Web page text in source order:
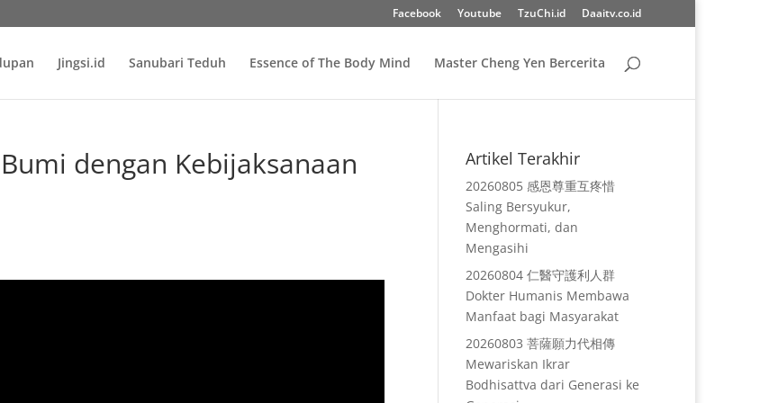
Facebook Youtube TzuChi.id Daaitv.co.id
Jingsi.id Sanubari Teduh Essence of The Body Mind Master Cheng Yen Bercerita
dengan Kebijaksanaan Artikel Terakhir
20260805 感恩尊重互疼惜
Saling Bersyukur,
Menghormati, dan
Mengasihi
20260804 仁醫守護利人群
Dokter Humanis Membawa
Manfaat bagi Masyarakat
20260803 菩薩願力代相傳
Mewariskan Ikrar
Bodhisattva dari Generasi ke